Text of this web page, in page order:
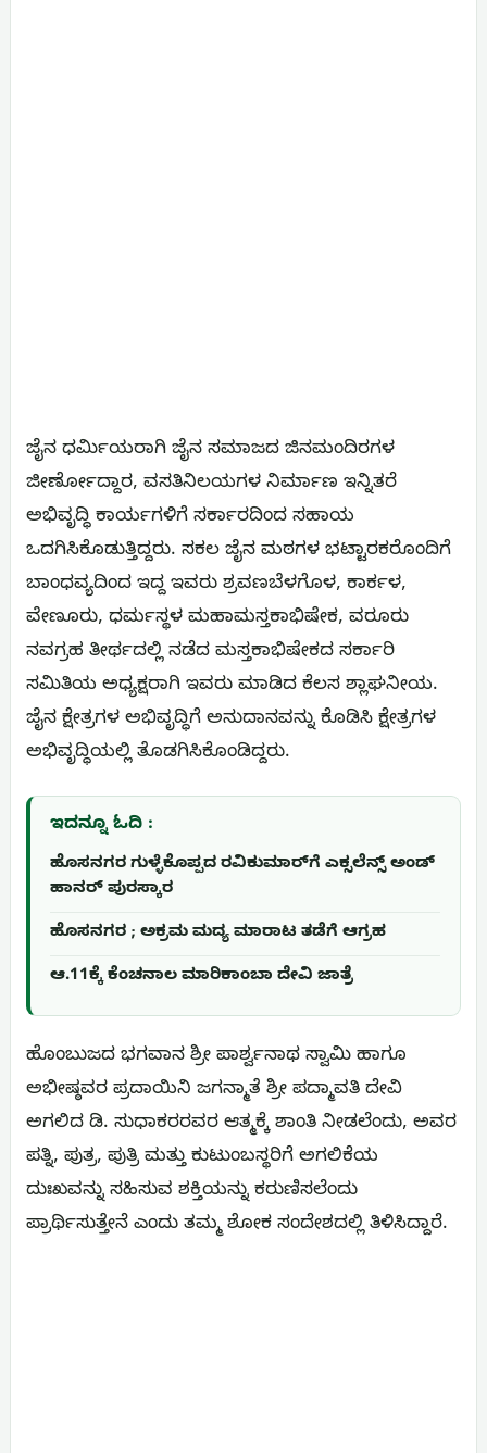
ಜೈನ ಧರ್ಮಿಯರಾಗಿ ಜೈನ ಸಮಾಜದ ಜಿನಮಂದಿರಗಳ
ಜೀರ್ಣೋದ್ದಾರ, ವಸತಿನಿಲಯಗಳ ನಿರ್ಮಾಣ ಇನ್ನಿತರೆ
ಅಭಿವೃದ್ಧಿ ಕಾರ್ಯಗಳಿಗೆ ಸರ್ಕಾರದಿಂದ ಸಹಾಯ
ಒದಗಿಸಿಕೊಡುತ್ತಿದ್ದರು. ಸಕಲ ಜೈನ ಮಠಗಳ ಭಟ್ಟಾರಕರೊಂದಿಗೆ
ಬಾಂಧವ್ಯದಿಂದ ಇದ್ದ ಇವರು ಶ್ರವಣಬೆಳಗೊಳ, ಕಾರ್ಕಳ,
ವೇಣೂರು, ಧರ್ಮಸ್ಥಳ ಮಹಾಮಸ್ತಕಾಭಿಷೇಕ, ವರೂರು
ನವಗ್ರಹ ತೀರ್ಥದಲ್ಲಿ ನಡೆದ ಮಸ್ತಕಾಭಿಷೇಕದ ಸರ್ಕಾರಿ
ಸಮಿತಿಯ ಅಧ್ಯಕ್ಷರಾಗಿ ಇವರು ಮಾಡಿದ ಕೆಲಸ ಶ್ಲಾಘನೀಯ.
ಜೈನ ಕ್ಷೇತ್ರಗಳ ಅಭಿವೃದ್ಧಿಗೆ ಅನುದಾನವನ್ನು ಕೊಡಿಸಿ ಕ್ಷೇತ್ರಗಳ
ಅಭಿವೃದ್ಧಿಯಲ್ಲಿ ತೊಡಗಿಸಿಕೊಂಡಿದ್ದರು.
ಇದನ್ನೂ ಓದಿ :
ಹೊಸನಗರ ಗುಳ್ಳೆಕೊಪ್ಪದ ರವಿಕುಮಾರ್‌ಗೆ ಎಕ್ಸಲೆನ್ಸ್ ಅಂಡ್
ಹಾನರ್ ಪುರಸ್ಕಾರ
ಹೊಸನಗರ ; ಅಕ್ರಮ ಮದ್ಯ ಮಾರಾಟ ತಡೆಗೆ ಆಗ್ರಹ
ಆ.11ಕ್ಕೆ ಕೆಂಚನಾಲ ಮಾರಿಕಾಂಬಾ ದೇವಿ ಜಾತ್ರೆ
ಹೊಂಬುಜದ ಭಗವಾನ ಶ್ರೀ ಪಾರ್ಶ್ವನಾಥ ಸ್ವಾಮಿ ಹಾಗೂ
ಅಭೀಷ್ಠವರ ಪ್ರದಾಯಿನಿ ಜಗನ್ಮಾತೆ ಶ್ರೀ ಪದ್ಮಾವತಿ ದೇವಿ
ಅಗಲಿದ ಡಿ. ಸುಧಾಕರರವರ ಆತ್ಮಕ್ಕೆ ಶಾಂತಿ ನೀಡಲೆಂದು, ಅವರ
ಪತ್ನಿ, ಪುತ್ರ, ಪುತ್ರಿ ಮತ್ತು ಕುಟುಂಬಸ್ಥರಿಗೆ ಅಗಲಿಕೆಯ
ದುಃಖವನ್ನು ಸಹಿಸುವ ಶಕ್ತಿಯನ್ನು ಕರುಣಿಸಲೆಂದು
ಪ್ರಾರ್ಥಿಸುತ್ತೇನೆ ಎಂದು ತಮ್ಮ ಶೋಕ ಸಂದೇಶದಲ್ಲಿ ತಿಳಿಸಿದ್ದಾರೆ.